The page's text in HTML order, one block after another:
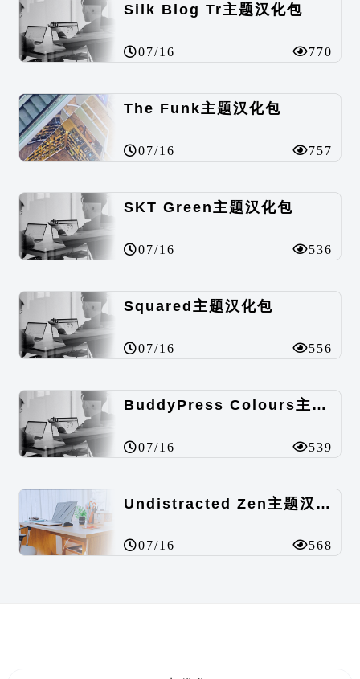
Silk Blog Tr主题汉化包
07/16 770
The Funk主题汉化包
07/16 757
SKT Green主题汉化包
07/16 536
Squared主题汉化包
07/16 556
BuddyPress Colours主题汉化包
07/16 539
Undistracted Zen主题汉化包
07/16 568